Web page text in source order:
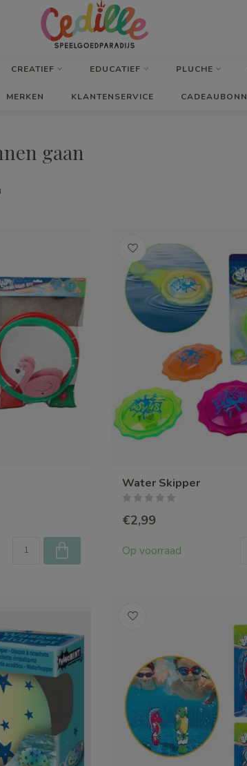
CREATIEF EDUCATIEF PLUCHE
MERKEN KLANTENSERVICE
gaan
Water Skipper
€2,99
Op voorraad